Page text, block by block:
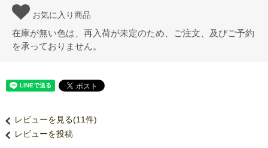
お気に入り商品
在庫が無い色は、再入荷が未定のため、ご注文、及びご予約
を承っておりません。
レビューを見る(11件)
レビューを投稿